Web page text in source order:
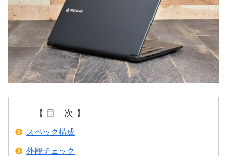
【 目 次 】
スペック構成
外観チェック